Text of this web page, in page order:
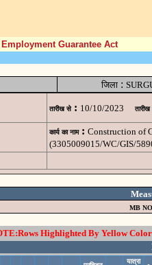
Guarantee Act
जिला:
तारीख से : 10/10/2023 तारीख
कार्य का नाम : Construction of
(3305009015/WC/GIS/
MB
Highlighted By Yellow
यात्रा